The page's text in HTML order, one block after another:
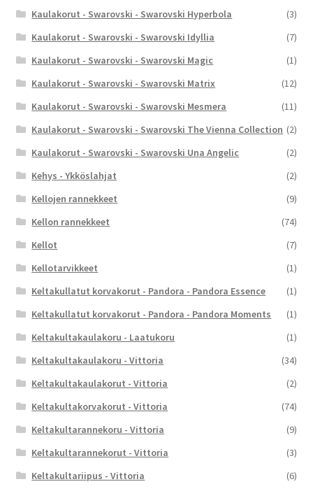
Kaulakorut - Swarovski - Swarovski Hyperbola
(3)
Kaulakorut - Swarovski - Swarovski Idyllia
(7)
Kaulakorut - Swarovski - Swarovski Magic
(1)
Kaulakorut - Swarovski - Swarovski Matrix
(12)
Kaulakorut - Swarovski - Swarovski Mesmera
(11)
Kaulakorut - Swarovski - Swarovski The Vienna Collection (2)
Kaulakorut - Swarovski - Swarovski Una Angelic
(2)
Kehys - Ykköslahjat
(2)
Kellojen rannekkeet
(9)
Kellon rannekkeet
(74)
Kellot
(7)
Kellotarvikkeet
(1)
Keltakullatut korvakorut - Pandora - Pandora Essence
(1)
Keltakullatut korvakorut - Pandora - Pandora Moments
(1)
Keltakultakaulakoru - Laatukoru
(1)
Keltakultakaulakoru - Vittoria
(34)
Keltakultakaulakorut - Vittoria
(2)
Keltakultakorvakorut - Vittoria
(74)
Keltakultarannekoru - Vittoria
(9)
Keltakultarannekorut - Vittoria
(3)
Keltakultariipus - Vittoria
(6)